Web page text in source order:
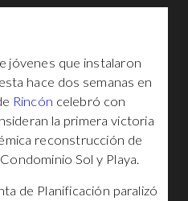
jóvenes que instalaron
hace dos semanas en
Rincón celebró con
la primera victoria
reconstrucción de
Sol y Playa.
de Planificación paralizó